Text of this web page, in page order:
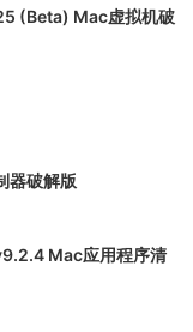
(Beta) Mac虚拟机破
器破解版
Mac应用程序清